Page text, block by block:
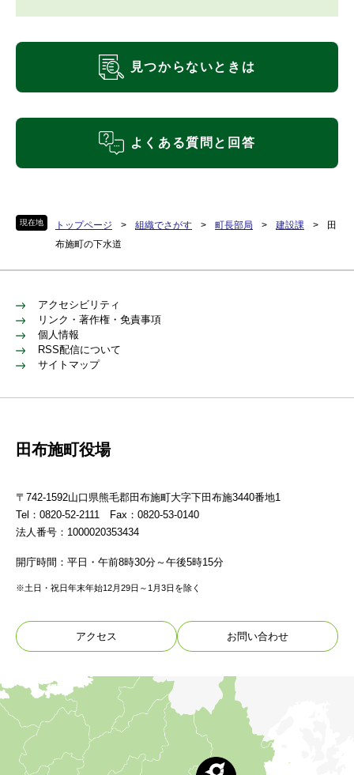
現在地 トップページ > 組織でさがす > 町長部局 > 建設課 >
田
布施町の下水道
見つからないときは
よくある質問と回答
アクセシビリティ
リンク・著作権・免責事項
個人情報
RSS配信について
サイトマップ
田布施町役場
〒742-1592山口県熊毛郡田布施町大字下田布施3440番地1
Tel：0820-52-2111 Fax：0820-53-0140
法人番号：1000020353434
開庁時間：平日・午前8時30分～午後5時15分
※土日・祝日年末年始12月29日～1月3日を除く
アクセス お問い合わせ